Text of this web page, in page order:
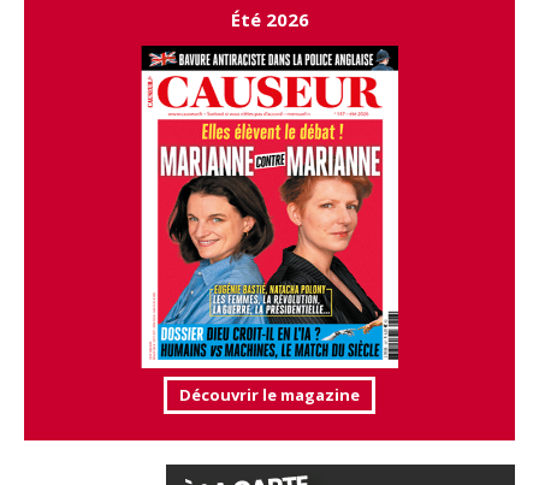
Été 2026
Découvrir le magazine